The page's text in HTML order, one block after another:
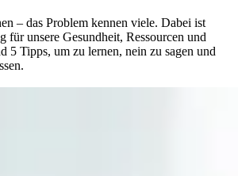
– das Problem kennen viele. Dabei ist
für unsere Gesundheit, Ressourcen und
5 Tipps, um zu lernen, nein zu sagen und